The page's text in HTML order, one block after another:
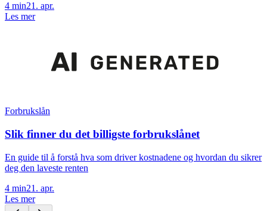
4 min21. apr.
Les mer
Forbrukslån
Slik finner du det billigste forbrukslånet
En guide til å forstå hva som driver kostnadene og hvordan du sikrer
deg den laveste renten
4 min21. apr.
Les mer